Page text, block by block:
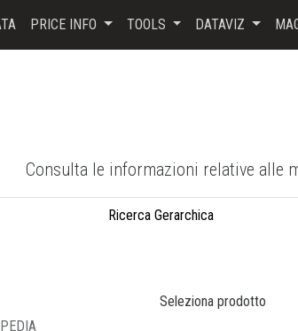
PRICE INFO TOOLS DATAVIZ
Consulta le informazioni relative alle
Ricerca Gerarchica
Seleziona prodotto